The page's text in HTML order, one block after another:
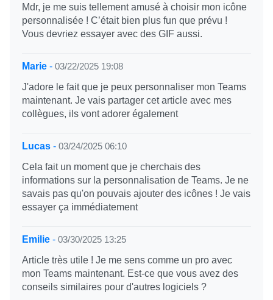
Mdr, je me suis tellement amusé à choisir mon icône
personnalisée ! C’était bien plus fun que prévu !
Vous devriez essayer avec des GIF aussi.
Marie - 03/22/2025 19:08
J'adore le fait que je peux personnaliser mon Teams
maintenant. Je vais partager cet article avec mes
collègues, ils vont adorer également
Lucas - 03/24/2025 06:10
Cela fait un moment que je cherchais des
informations sur la personnalisation de Teams. Je ne
savais pas qu'on pouvais ajouter des icônes ! Je vais
essayer ça immédiatement
Emilie - 03/30/2025 13:25
Article très utile ! Je me sens comme un pro avec
mon Teams maintenant. Est-ce que vous avez des
conseils similaires pour d'autres logiciels ?